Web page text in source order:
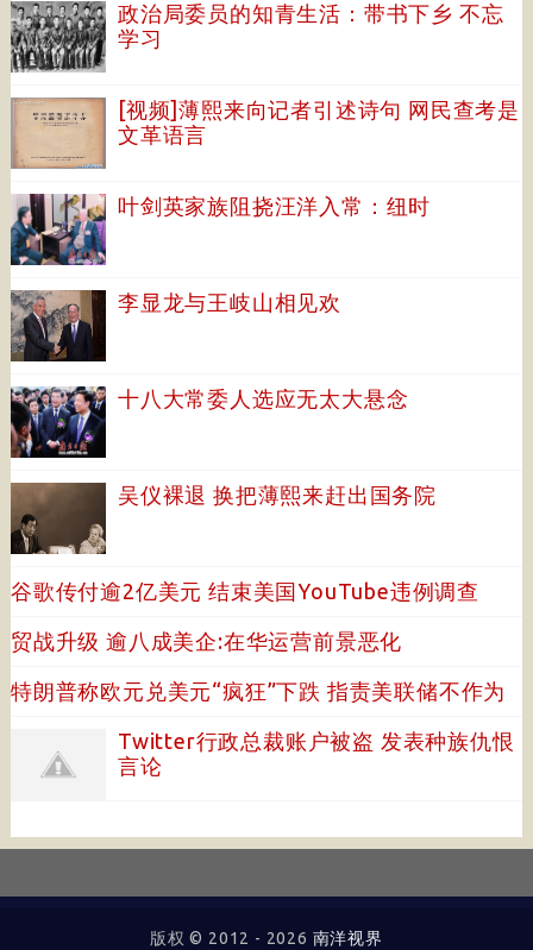
政治局委员的知青生活：带书下乡 不忘
学习
[视频]薄熙来向记者引述诗句 网民查考是
文革语言
叶剑英家族阻挠汪洋入常：纽时
李显龙与王岐山相见欢
十八大常委人选应无太大悬念
吴仪裸退 换把薄熙来赶出国务院
谷歌传付逾2亿美元 结束美国YouTube违例调查
贸战升级 逾八成美企:在华运营前景恶化
特朗普称欧元兑美元“疯狂”下跌 指责美联储不作为
Twitter行政总裁账户被盗 发表种族仇恨
言论
版权 © 2012 - 2026 南洋视界